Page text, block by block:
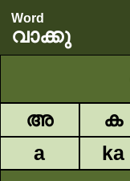
Word
വാക്കു
അ ക
a
ka